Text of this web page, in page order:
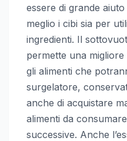
essere di grande
meglio i cibi sia per
ingredienti. Il
permette una
gli alimenti che
surgelatore,
anche di acquistare
alimenti da
successive. Anche